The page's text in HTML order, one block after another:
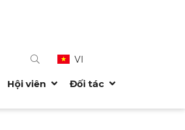
VI
Hội viên Đối tác